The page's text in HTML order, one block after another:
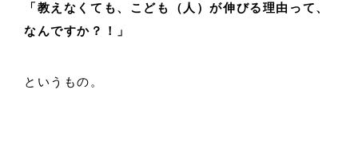
「教えなくても、こども（人）が伸びる理由って、
なんですか？！」
というもの。